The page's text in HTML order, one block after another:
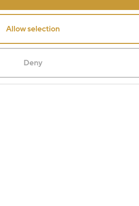
Allow selection
Deny